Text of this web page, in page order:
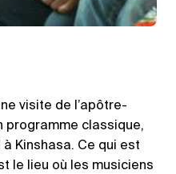
visite de l’apôtre-
programme classique,
Kinshasa. Ce qui est
le lieu où les musiciens